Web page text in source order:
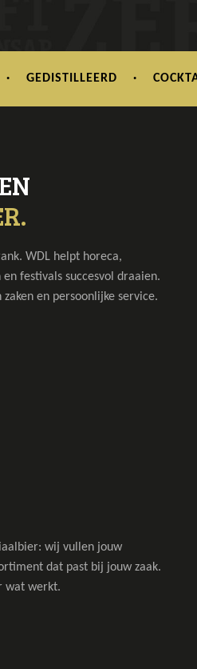
GEDISTILLEERD
WDL helpt horeca,
festivals succesvol draaien.
en persoonlijke service.
wij vullen jouw
dat past bij jouw zaak.
wat werkt.